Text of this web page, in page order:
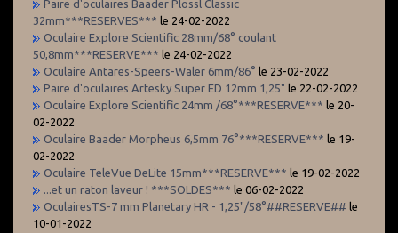
Paire d'oculaires Baader Plössl Classic
32mm***RESERVES*** le 24-02-2022
Oculaire Explore Scientific 28mm/68° coulant
50,8mm***RESERVE*** le 24-02-2022
Oculaire Antares-Speers-Waler 6mm/86° le 23-02-2022
Paire d'oculaires Artesky Super ED 12mm 1,25" le 22-02-2022
Oculaire Explore Scientific 24mm /68°***RESERVE*** le 20-
02-2022
Oculaire Baader Morpheus 6,5mm 76°***RESERVE*** le 19-
02-2022
Oculaire TeleVue DeLite 15mm***RESERVE*** le 19-02-2022
...et un raton laveur ! ***SOLDES*** le 06-02-2022
OculairesTS-7 mm Planetary HR - 1,25"/58°##RESERVE## le
10-01-2022